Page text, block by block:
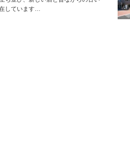
しています…